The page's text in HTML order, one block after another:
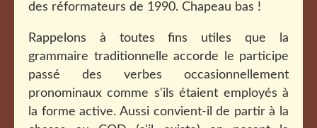
des réformateurs de 1990. Chapeau bas !
Rappelons à toutes fins utiles que la
grammaire traditionnelle accorde le participe
passé des verbes occasionnellement
pronominaux comme s'ils étaient employés à
la forme active. Aussi convient-il de partir à la